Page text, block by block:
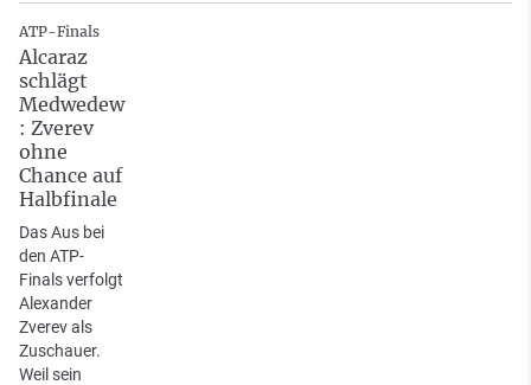
ATP-Finals
Alcaraz
schlägt
Medwedew
: Zverev
ohne
Chance auf
Halbfinale
Das Aus bei
den ATP-
Finals verfolgt
Alexander
Zverev als
Zuschauer.
Weil sein